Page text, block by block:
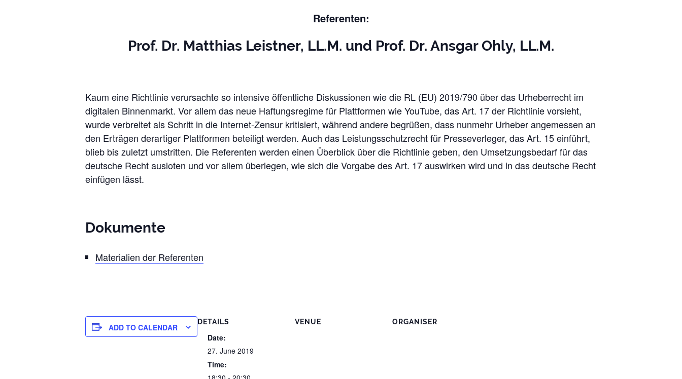
Referenten:
Prof. Dr. Matthias Leistner, LL.M. und Prof. Dr. Ansgar Ohly, LL.M.
Kaum eine Richtlinie verursachte so intensive öffentliche Diskussionen wie die RL (EU) 2019/790 über das Urheberrecht im
digitalen Binnenmarkt. Vor allem das neue Haftungsregime für Platt­formen wie YouTube, das Art. 17 der Richtlinie vorsieht,
wurde verbreitet als Schritt in die Inter­net-Zensur kritisiert, während andere begrüßen, dass nunmehr Urheber angemessen an
den Er­trägen derartiger Plattformen beteiligt werden. Auch das Leistungsschutzrecht für Presseverleger, das Art. 15 einführt,
blieb bis zuletzt umstritten. Die Referenten werden einen Überblick über die Richtlinie geben, den Umsetzungsbedarf für das
deutsche Recht ausloten und vor allem über­legen, wie sich die Vorgabe des Art. 17 auswirken wird und in das deutsche Recht
einfügen lässt.
Dokumente
Materialien der Referenten
ADD TO CALENDAR
DETAILS
Date:
27. June 2019
Time:
VENUE ORGANISER